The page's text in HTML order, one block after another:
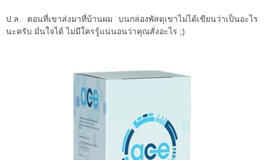
ป.ล. ตอนที่เขาส่งมาที่บ้านผม บนกล่องพัสดุเขาไม่ได้เขียนว่าเป็นอะไร
นะครับ มั่นใจได้ ไม่มีใครรู้แน่นอนว่าคุณสั่งอะไร ;)